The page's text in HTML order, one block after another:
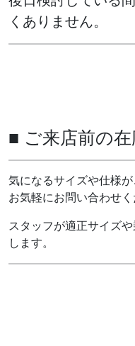
くありません。
■ ご来店前の
気になるサイズや仕様が
お気軽にお問い合わせく
スタッフが適正サイズ
します。